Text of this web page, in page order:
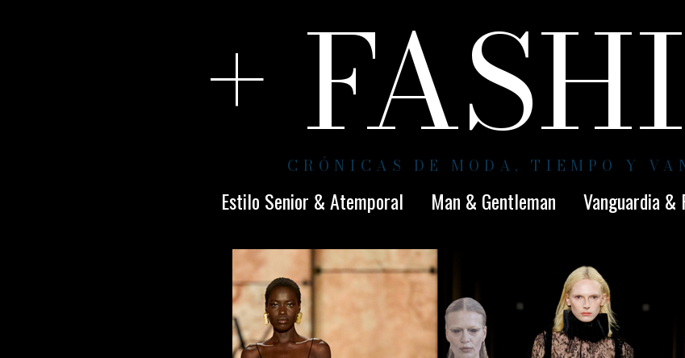
+CRÓNICAS DE MODA, TIEMPO Y
Estilo Senior & Atemporal Man & Gentleman Vanguardia &